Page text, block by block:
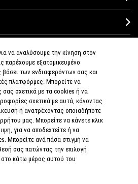
ΣΥΝΔΕΘΕΙΤΕ
ΠΟΛΙΤΙΚΗ
ΑΠΟΡΡΗΤΟΥ
ΟΡΟΙ &
ΟΡΟΙ
ΠΩΛΗΣΗΣ
ΠΟΛΙΤΙΚΗ
να αναλύσουμε την κίνηση στον
παρέχουμε εξατομικευμένο
βάσει των ενδιαφερόντων σας και
πλατφόρμες. Μπορείτε να
σας σχετικά με τα cookies ή να
σχετικά με αυτά, κάνοντας
ή ανατρέχοντας οποιαδήποτε
μας. Μπορείτε να κάνετε κλικ
για να αποδεχτείτε ή να
Μπορείτε ανά πάσα στιγμή να
σας πατώντας την επιλογή
στο κάτω μέρος αυτού του